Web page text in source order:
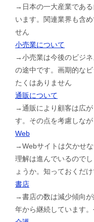
→日本の一大産業であ
います。関連業界も含
せん
小売業について
→小売業は今後のビジ
の途中です。画期的な
たくはありません
通販について
→通販により顧客は広
す。その点を考慮しな
Web
→Webサイトは欠かせ
理解は進んでいるので
ょうか。知っておくだ
書店
→書店の数は減少傾向
年から継続しています